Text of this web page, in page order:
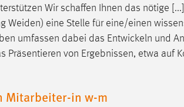
Wir schaffen Ihnen das nötige
Weiden) eine Stelle für eine/einen
umfassen dabei das Entwickeln und
Präsentieren von Ergebnissen, etwa auf
Mitarbeiter-in w-m
chat-frame-
=
= 3